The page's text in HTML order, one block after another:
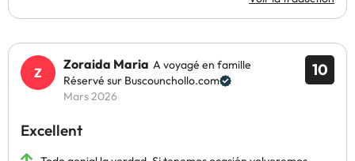
10
Zoraida Maria A voyagé en famille
Réservé sur Buscounchollo.com
Mars 2026
Excellent